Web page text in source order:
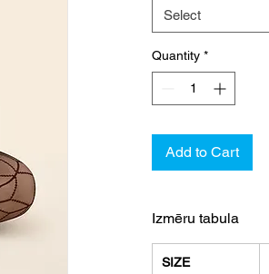
Select
Quantity *
Add to Cart
Izmēru tabula
SIZE